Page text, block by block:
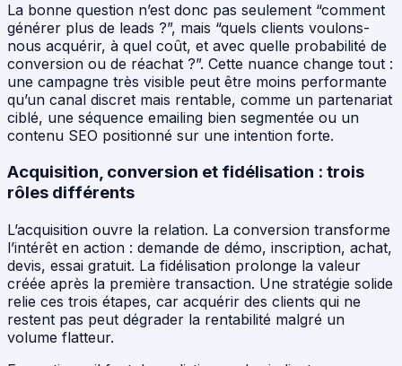
La bonne question n’est donc pas seulement “comment
générer plus de leads ?”, mais “quels clients voulons-
nous acquérir, à quel coût, et avec quelle probabilité de
conversion ou de réachat ?”. Cette nuance change tout :
une campagne très visible peut être moins performante
qu’un canal discret mais rentable, comme un partenariat
ciblé, une séquence emailing bien segmentée ou un
contenu SEO positionné sur une intention forte.
Acquisition, conversion et fidélisation : trois
rôles différents
L’acquisition ouvre la relation. La conversion transforme
l’intérêt en action : demande de démo, inscription, achat,
devis, essai gratuit. La fidélisation prolonge la valeur
créée après la première transaction. Une stratégie solide
relie ces trois étapes, car acquérir des clients qui ne
restent pas peut dégrader la rentabilité malgré un
volume flatteur.